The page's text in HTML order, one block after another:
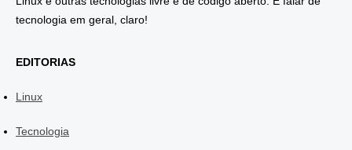
tecnologia em geral, claro!
EDITORIAS
Linux
Tecnologia